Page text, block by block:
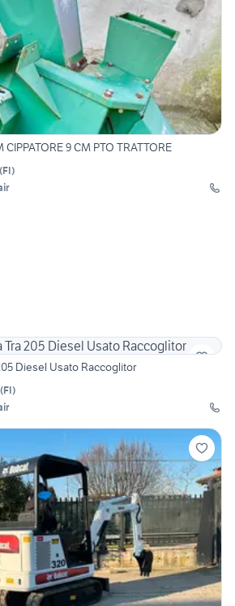
CIPPATORE 9 CM PTO TRATTORE
(FI)
Diesel Usato Raccoglitor
(FI)